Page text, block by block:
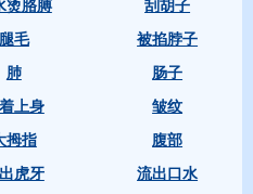
烫胳膊 刮胡子
腿毛 被掐脖子
肺 肠子
上身 皱纹
拇指 腹部
虎牙 流出口水